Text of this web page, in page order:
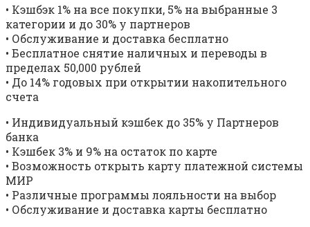
• Кэшбэк 1% на все покупки, 5% на выбранные 3
категории и до 30% у партнеров
• Обслуживание и доставка бесплатно
• Бесплатное снятие наличных и переводы в
пределах 50,000 рублей
• До 14% годовых при открытии накопительного
счета
• Индивидуальный кэшбек до 35% у Партнеров
банка
• Кэшбек 3% и 9% на остаток по карте
• Возможность открыть карту платежной системы
МИР
• Различные программы лояльности на выбор
• Обслуживание и доставка карты бесплатно